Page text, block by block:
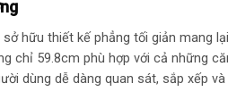
hữu thiết kế phẳng tối giản
chỉ 59.8cm phù hợp với cả những
dùng dễ dàng quan sát, sắp xếp